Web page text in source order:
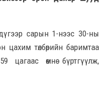
сарын 1-нээс 30-ны
цахим төлбөрийн баримтаа
цагаас өмнө бүртгүүлж,